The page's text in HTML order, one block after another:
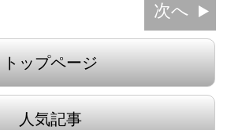
次へ
トップページ
人気記事